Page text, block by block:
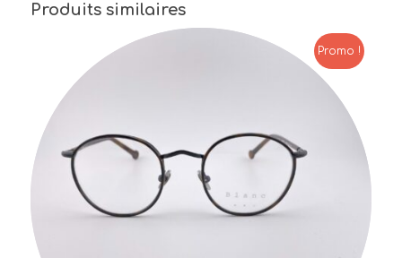
Produits similaires
Promo !